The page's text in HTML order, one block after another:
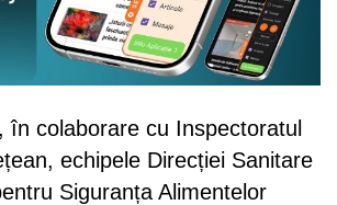
în colaborare cu Inspectoratul
echipele Direcției Sanitare
Siguranța Alimentelor